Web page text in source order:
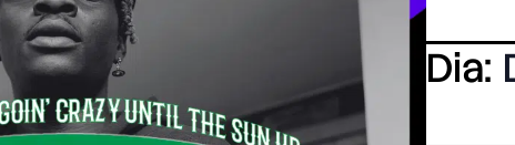
Dia: